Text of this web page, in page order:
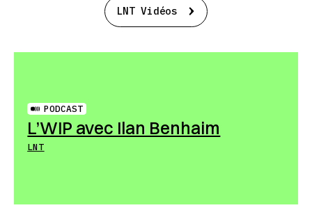
LNT Vidéos
PODCAST
L’WIP avec Ilan Benhaim
LNT